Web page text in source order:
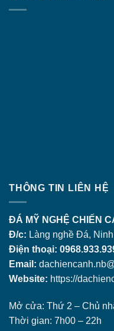
THÔNG TIN LIÊN HỆ
ĐÁ MỸ NGHỆ CHIẾN
Đ/c: Làng nghề Đá,
Điện thoại:
Email:
Website: https://
Mở cửa: Thứ 2 – Chủ
Thời gian: 7h00 – 22h